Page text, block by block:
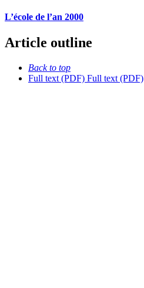
L’école de l’an 2000
Article outline
Back to top
Full text (PDF) Full text (PDF)